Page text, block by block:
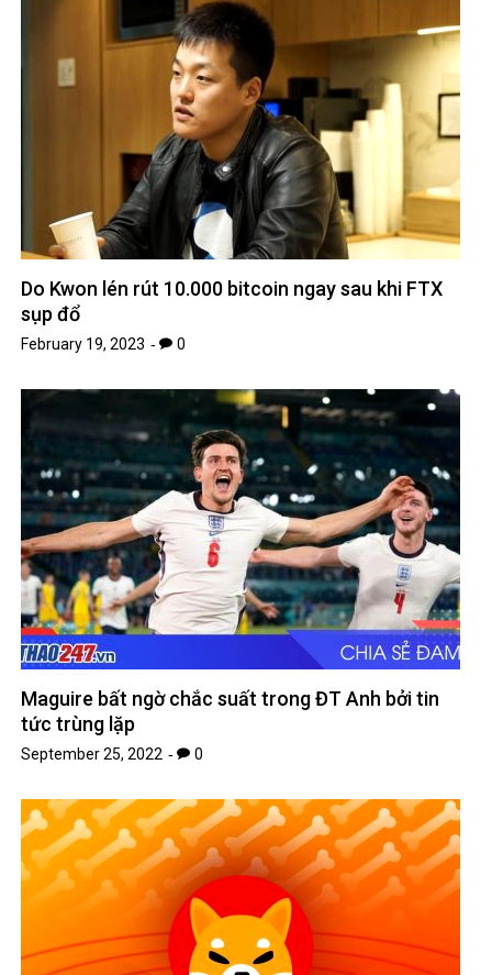
Do Kwon lén rút 10.000 bitcoin ngay sau khi FTX
sụp đổ
February 19, 2023 0
Maguire bất ngờ chắc suất trong ĐT Anh bởi tin
tức trùng lặp
September 25, 2022 0